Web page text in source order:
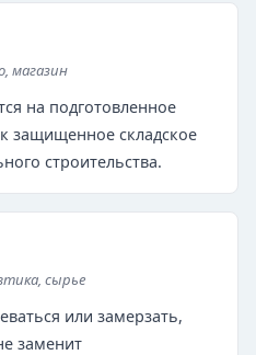
магазин
на подготовленное
защищенное складское
строительства.
сырье
или замерзать,
заменит